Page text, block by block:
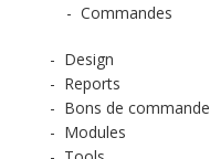
- Commandes
- Design
- Reports
- Bons de commande
- Modules